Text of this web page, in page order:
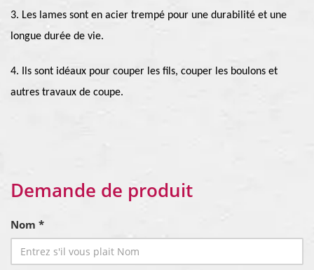
3. Les lames sont en acier trempé pour une durabilité et une
longue durée de vie.
4. Ils sont idéaux pour couper les fils, couper les boulons et
autres travaux de coupe.
Demande de produit
Nom *